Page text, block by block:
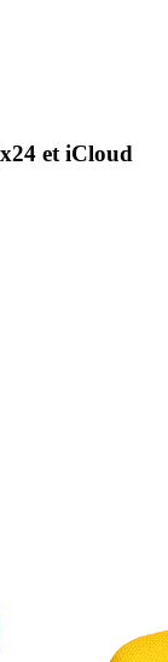
et iCloud